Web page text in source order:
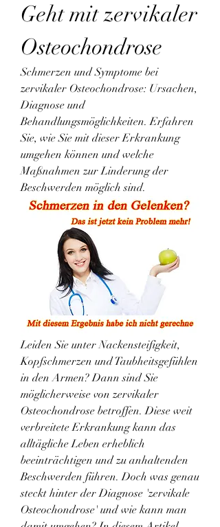
Geht mit zervikaler
Osteochondrose
Schmerzen und Symptome bei
zervikaler Osteochondrose: Ursachen,
Diagnose und
Behandlungsmöglichkeiten. Erfahren
Sie, wie Sie mit dieser Erkrankung
umgehen können und welche
Maßnahmen zur Linderung der
Beschwerden möglich sind.
Leiden Sie unter Nackensteifigkeit,
Kopfschmerzen und Taubheitsgefühlen
in den Armen? Dann sind Sie
möglicherweise von zervikaler
Osteochondrose betroffen. Diese weit
verbreitete Erkrankung kann das
alltägliche Leben erheblich
beeinträchtigen und zu anhaltenden
Beschwerden führen. Doch was genau
steckt hinter der Diagnose 'zervikale
Osteochondrose' und wie kann man